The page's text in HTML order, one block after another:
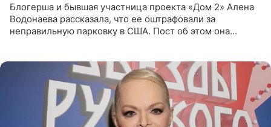
Блогерша и бывшая участница проекта «Дом 2» Алена
Водонаева рассказала, что ее оштрафовали за
неправильную парковку в США. Пост об этом она